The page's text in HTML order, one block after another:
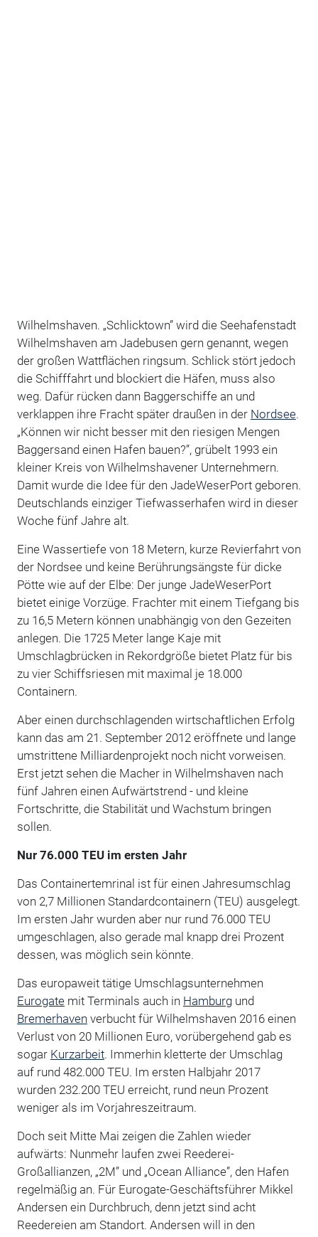
Wilhelmshaven. „Schlicktown” wird die Seehafenstadt
Wilhelmshaven am Jadebusen gern genannt, wegen
der großen Wattflächen ringsum. Schlick stört jedoch
die Schifffahrt und blockiert die Häfen, muss also
weg. Dafür rücken dann Baggerschiffe an und
verklappen ihre Fracht später draußen in der Nordsee.
„Können wir nicht besser mit den riesigen Mengen
Baggersand einen Hafen bauen?”, grübelt 1993 ein
kleiner Kreis von Wilhelmshavener Unternehmern.
Damit wurde die Idee für den JadeWeserPort geboren.
Deutschlands einziger Tiefwasserhafen wird in dieser
Woche fünf Jahre alt.
Eine Wassertiefe von 18 Metern, kurze Revierfahrt von
der Nordsee und keine Berührungsängste für dicke
Pötte wie auf der Elbe: Der junge JadeWeserPort
bietet einige Vorzüge. Frachter mit einem Tiefgang bis
zu 16,5 Metern können unabhängig von den Gezeiten
anlegen. Die 1725 Meter lange Kaje mit
Umschlagbrücken in Rekordgröße bietet Platz für bis
zu vier Schiffsriesen mit maximal je 18.000
Containern.
Aber einen durchschlagenden wirtschaftlichen Erfolg
kann das am 21. September 2012 eröffnete und lange
umstrittene Milliardenprojekt noch nicht vorweisen.
Erst jetzt sehen die Macher in Wilhelmshaven nach
fünf Jahren einen Aufwärtstrend - und kleine
Fortschritte, die Stabilität und Wachstum bringen
sollen.
Nur 76.000 TEU im ersten Jahr
Das Containertemrinal ist für einen Jahresumschlag
von 2,7 Millionen Standardcontainern (TEU) ausgelegt.
Im ersten Jahr wurden aber nur rund 76.000 TEU
umgeschlagen, also gerade mal knapp drei Prozent
dessen, was möglich sein könnte.
Das europaweit tätige Umschlagsunternehmen
Eurogatemit Terminals auch in Hamburgund
Bremerhaven verbucht für Wilhelmshaven 2016 einen
Verlust von 20 Millionen Euro, vorübergehend gab es
sogar Kurzarbeit. Immerhin kletterte der Umschlag
auf rund 482.000 TEU. Im ersten Halbjahr 2017
wurden 232.200 TEU erreicht, rund neun Prozent
weniger als im Vorjahreszeitraum.
Doch seit Mitte Mai zeigen die Zahlen wieder
aufwärts: Nunmehr laufen zwei Reederei-
Großallianzen, „2M” und „Ocean Alliance”, den Hafen
regelmäßig an. Für Eurogate-Geschäftsführer Mikkel
Andersen ein Durchbruch, denn jetzt sind acht
Reedereien am Standort. Andersen will in den